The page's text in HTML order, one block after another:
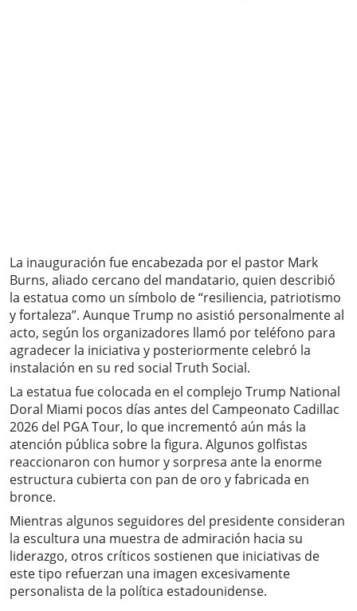
La inauguración fue encabezada por el pastor Mark
Burns, aliado cercano del mandatario, quien describió
la estatua como un símbolo de “resiliencia, patriotismo
y fortaleza”. Aunque Trump no asistió personalmente al
acto, según los organizadores llamó por teléfono para
agradecer la iniciativa y posteriormente celebró la
instalación en su red social Truth Social.
La estatua fue colocada en el complejo Trump National
Doral Miami pocos días antes del Campeonato Cadillac
2026 del PGA Tour, lo que incrementó aún más la
atención pública sobre la figura. Algunos golfistas
reaccionaron con humor y sorpresa ante la enorme
estructura cubierta con pan de oro y fabricada en
bronce.
Mientras algunos seguidores del presidente consideran
la escultura una muestra de admiración hacia su
liderazgo, otros críticos sostienen que iniciativas de
este tipo refuerzan una imagen excesivamente
personalista de la política estadounidense.